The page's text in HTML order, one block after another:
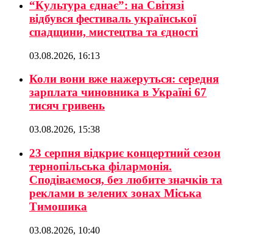
“Культура єднає”: на Світязі
відбувся фестиваль української
спадщини, мистецтва та єдності
03.08.2026, 16:13
Коли вони вже нажеруться: середня
зарплата чиновника в Україні 67
тисяч гривень
03.08.2026, 15:38
23 серпня відкриє концертний сезон
тернопільська філармонія.
Сподіваємося, без любите значків та
реклами в зелених зонах Міська
Тимошика
03.08.2026, 10:40